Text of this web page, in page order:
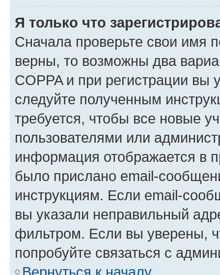
Я только что
Сначала проверьте свои имя
верны, то возможны два
COPPA и при регистрации вы
следуйте полученным
требуется, чтобы все новые
пользователями или
информация отображается в
было прислано email-
инструкциям. Если email-
вы указали неправильный
фильтром. Если вы уверены,
попробуйте связаться с
Вернуться к началу